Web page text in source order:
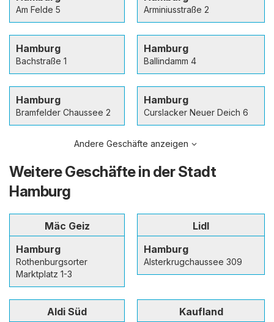
Am Felde 5 Arminiusstraße 2
Hamburg
Bachstraße 1
Hamburg
Ballindamm 4
Hamburg
Bramfelder Chaussee 2
Hamburg
Curslacker Neuer Deich 6
Andere Geschäfte anzeigen
Weitere Geschäfte in der Stadt
Hamburg
Mäc Geiz
Hamburg
Rothenburgsorter
Marktplatz 1-3
Lidl
Hamburg
Alsterkrugchaussee 309
Aldi Süd
Kaufland